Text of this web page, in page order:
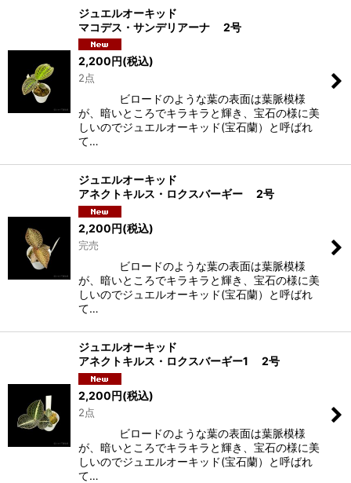
ジュエルオーキッド
マコデス・サンデリアーナ 2号
2,200円(税込)
2点
ビロードのような葉の表面は葉脈模様
が、暗いところでキラキラと輝き、宝石の様に美
しいのでジュエルオーキッド(宝石蘭）と呼ばれ
て…
ジュエルオーキッド
アネクトキルス・ロクスバーギー 2号
2,200円(税込)
完売
ビロードのような葉の表面は葉脈模様
が、暗いところでキラキラと輝き、宝石の様に美
しいのでジュエルオーキッド(宝石蘭）と呼ばれ
て…
ジュエルオーキッド
アネクトキルス・ロクスバーギー1 2号
2,200円(税込)
2点
ビロードのような葉の表面は葉脈模様
が、暗いところでキラキラと輝き、宝石の様に美
しいのでジュエルオーキッド(宝石蘭）と呼ばれ
て…